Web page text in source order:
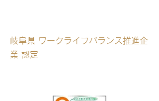
岐阜県 ワークライフバランス推進企
業 認定